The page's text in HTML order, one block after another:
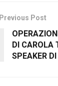
Previous Post
DI CAROLA
SPEAKER